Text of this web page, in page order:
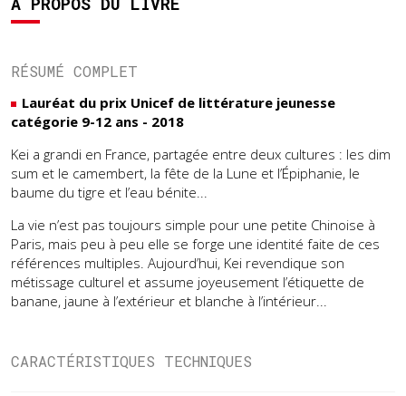
RÉSUMÉ COMPLET
Lauréat du prix Unicef de littérature jeunesse
catégorie 9-12 ans - 2018
Kei a grandi en France, partagée entre deux cultures : les dim
sum et le camembert, la fête de la Lune et l’Épiphanie, le
baume du tigre et l’eau bénite...
La vie n’est pas toujours simple pour une petite Chinoise à
Paris, mais peu à peu elle se forge une identité faite de ces
références multiples. Aujourd’hui, Kei revendique son
métissage culturel et assume joyeusement l’étiquette de
banane, jaune à l’extérieur et blanche à l’intérieur...
CARACTÉRISTIQUES TECHNIQUES